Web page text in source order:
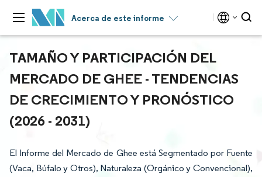
Acerca de este informe
TAMAÑO Y PARTICIPACIÓN DEL
MERCADO DE GHEE - TENDENCIAS
DE CRECIMIENTO Y PRONÓSTICO
(2026 - 2031)
El Informe del Mercado de Ghee está Segmentado por Fuente
(Vaca, Búfalo y Otros), Naturaleza (Orgánico y Convencional),